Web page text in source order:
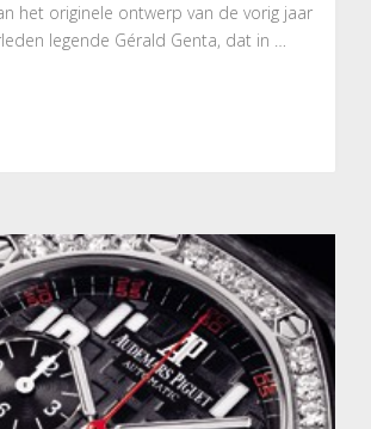
het originele ontwerp van de vorig jaar
legende Gérald Genta, dat in …